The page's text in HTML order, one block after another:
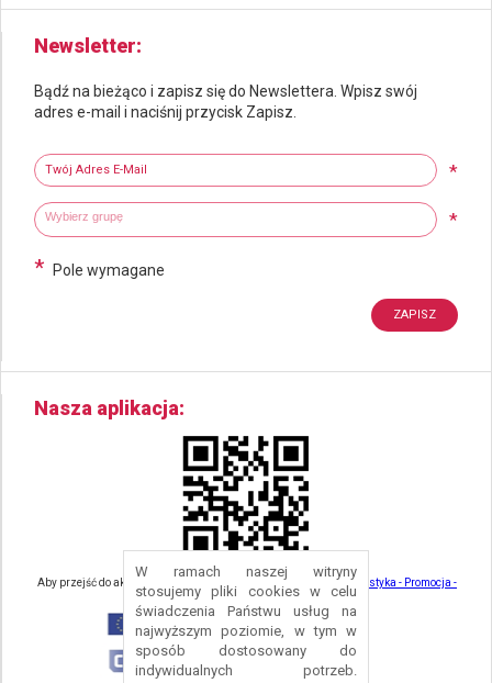
W ramach naszej witryny
stosujemy pliki cookies w celu
świadczenia Państwu usług na
najwyższym poziomie, w tym w
sposób dostosowany do
indywidualnych potrzeb.
Newsletter
Bądź na bieżąco i zapisz się do Newslettera. Wpisz swój
adres e-mail i naciśnij przycisk Zapisz.
Twój adres e-mail
*
Wybierz grupy tematyczne *
Wpisz wyszukiwaną fraze
* Pole wymagane
Nasza aplikacja
Aby przejść do aktualności związanych z turystyką - kliknij tu:
Turystyka - Promocja -
Strefa Turysty - Gmina Nowa Ruda